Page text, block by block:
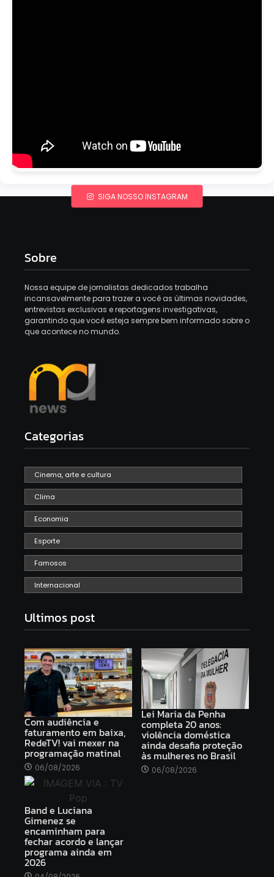
SIGA NOSSO INSTAGRAM
Sobre
Nossa equipe de jornalistas dedicados trabalha
incansavelmente para trazer a você as últimas novidades,
entrevistas exclusivas e reportagens investigativas,
garantindo que você esteja sempre bem informado sobre o
que acontece no mundo.
Categorias
Cinema, arte e cultura
Clima
Economia
Esporte
Famosos
Internacional
Ultimos post
Com audiência e
faturamento em baixa,
RedeTV! vai mexer na
programação matinal
06/08/2026
Lei Maria da Penha
completa 20 anos:
violência doméstica
ainda desafia proteção
às mulheres no Brasil
06/08/2026
Band e Luciana
Gimenez se
encaminham para
fechar acordo e lançar
programa ainda em
2026